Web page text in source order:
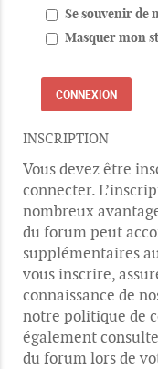
Se souvenir de
Masquer mon
INSCRIPTION
Vous devez être
connecter.
nombreux
du forum peut
supplémentaires
vous inscrire,
connaissance de
notre politique de
également
du forum lors de